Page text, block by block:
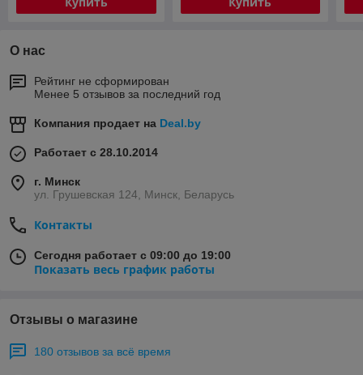
О нас
Рейтинг не сформирован
Менее 5 отзывов за последний год
Компания продает на Deal.by
Работает с 28.10.2014
г. Минск
ул. Грушевская 124, Минск, Беларусь
Контакты
Сегодня работает с 09:00 до 19:00
Показать весь график работы
Отзывы о магазине
180 отзывов за всё время